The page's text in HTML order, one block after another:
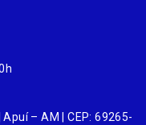
– AM | CEP: 69265-